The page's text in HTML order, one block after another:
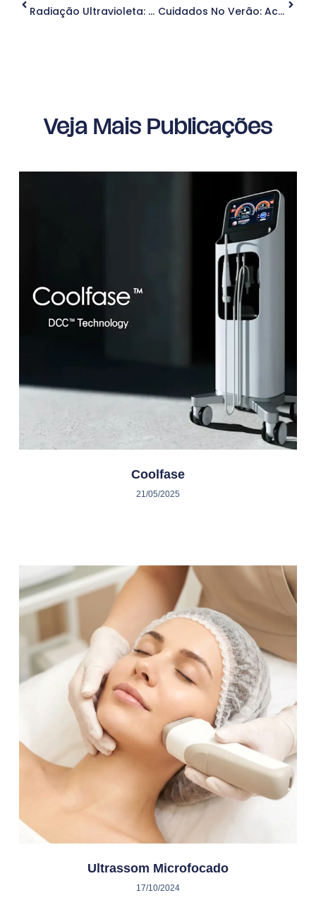
Radiação Ultravioleta: Porque Devo Me Proteger?
Cuidados No Verão: Acidentes Com Animais Aquáticos!
Veja Mais Publicações
Coolfase
21/05/2025
Ultrassom Microfocado
17/10/2024